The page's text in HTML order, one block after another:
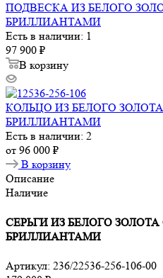
ПОДВЕСКА ИЗ БЕЛОГО
БРИЛЛИАНТАМИ
Есть в наличии: 1
97 900 ₽
В корзину
КОЛЬЦО ИЗ БЕЛОГО
БРИЛЛИАНТАМИ
Есть в наличии: 2
от 96 000 ₽
В корзину
Описание
Наличие
СЕРЬГИ ИЗ БЕЛОГО
БРИЛЛИАНТАМИ
Артикул: 236/22536-256-106-00